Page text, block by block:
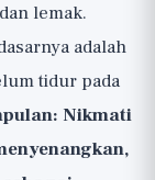
lemak.
adalah
tidur pada
Nikmati